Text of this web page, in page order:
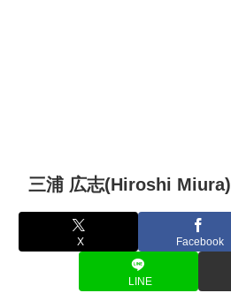
三浦 広志(Hiroshi Miura)
X Facebook
LINE